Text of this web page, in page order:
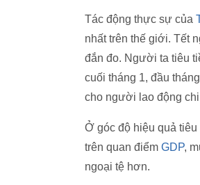
Tác động thực sự của
nhất trên thế giới. Tết
đắn đo. Người ta tiêu
cuối tháng 1, đầu
cho người lao động
Ở góc độ hiệu quả
trên quan điểm GDP,
ngoại tệ hơn.